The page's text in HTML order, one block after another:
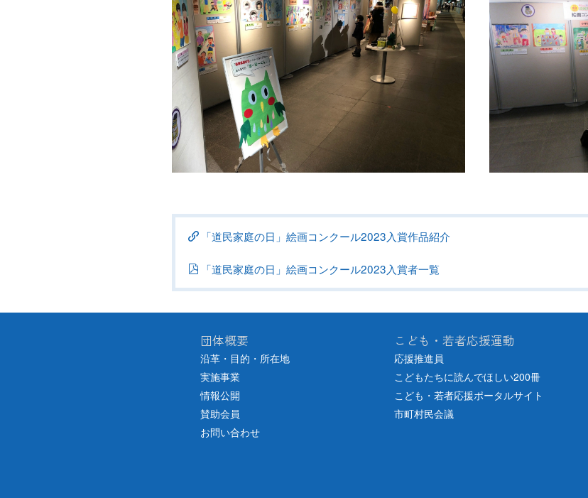
「道民家庭の日」絵画コンクール2023入賞作品紹介
「道民家庭の日」絵画コンクール2023入賞者一覧
団体概要
沿革・目的・所在地
実施事業
情報公開
賛助会員
お問い合わせ
こども・若者応援運動
応援推進員
こどもたちに読んでほしい200冊
こども・若者応援ポータルサイト
市町村民会議